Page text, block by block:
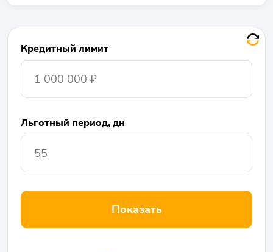
Кредитный лимит
Льготный период, дн
Показать